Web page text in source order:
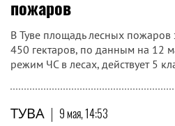
пожаров
В Туве площадь лесных пожаров
450 гектаров, по данным на 12
режим ЧС в лесах, действует 5
ТУВА | 9 мая, 14:53